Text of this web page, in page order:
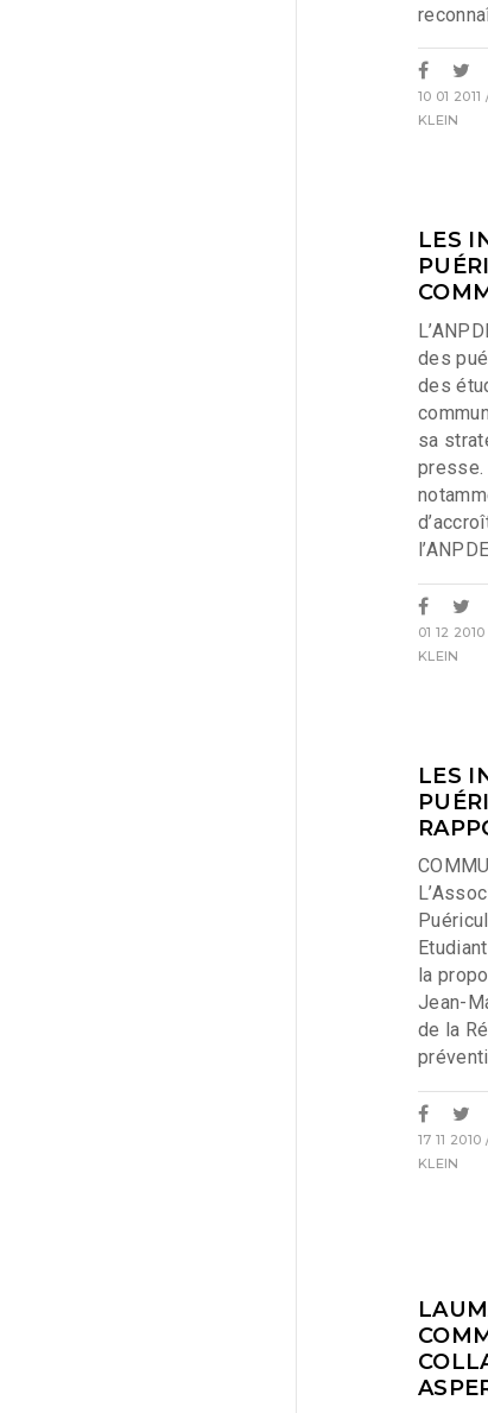
10 01 2011
KLEIN
LES
des
des
sa
presse.
01 12 2010
KLEIN
LES
la
Jean-
de la
17 11 2010
KLEIN